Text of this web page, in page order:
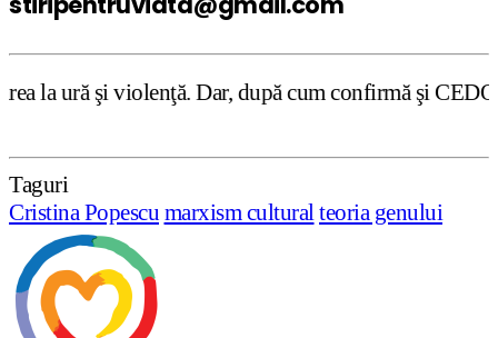
Dar, după cum confirmă şi CEDO în cazul
Taguri
Cristina Popescu marxism cultural teoria genului